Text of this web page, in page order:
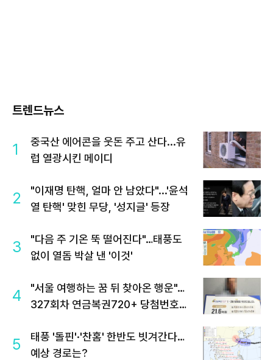
트렌드뉴스
1
중국산 에어콘을 웃돈 주고 산다...유
럽 열광시킨 메이디
2
"이재명 탄핵, 얼마 안 남았다"...'윤석
열 탄핵' 맞힌 무당, '성지글' 등장
3
"다음 주 기온 뚝 떨어진다"…태풍도
없이 열돔 박살 낸 '이것'
4
"서울 여행하는 꿈 뒤 찾아온 행운"…
327회차 연금복권720+ 당첨번호조
5
태풍 '돌핀'·'찬홈' 한반도 빗겨간다…
예상 경로는?